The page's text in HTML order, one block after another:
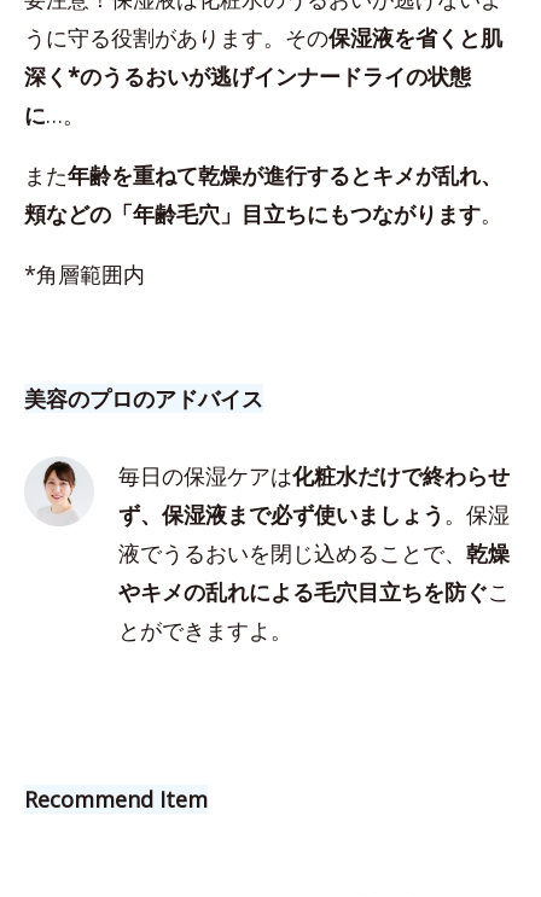
うに守る役割があります。その保湿液を省くと肌
深く*のうるおいが逃げインナードライの状態
に…。
また年齢を重ねて乾燥が進行するとキメが乱れ、
頬などの「年齢毛穴」目立ちにもつながります。
*角層範囲内
美容のプロのアドバイス
毎日の保湿ケアは化粧水だけで終わらせ
ず、保湿液まで必ず使いましょう 。保湿
液でうるおいを閉じ込めることで、乾燥
やキメの乱れによる毛穴目立ちを防ぐこ
とができますよ。
Recommend Item